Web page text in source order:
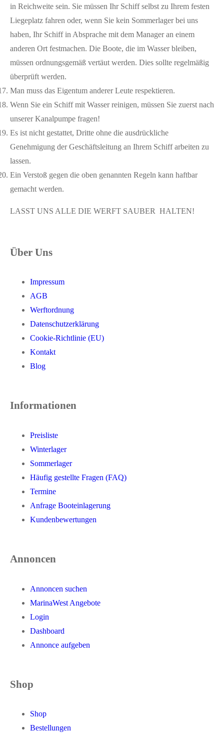
in Reichweite sein. Sie müssen Ihr Schiff selbst zu Ihrem festen
Liegeplatz fahren oder, wenn Sie kein Sommerlager bei uns
haben, Ihr Schiff in Absprache mit dem Manager an einem
anderen Ort festmachen. Die Boote, die im Wasser bleiben,
müssen ordnungsgemäß vertäut werden. Dies sollte regelmäßig
überprüft werden.
Man muss das Eigentum anderer Leute respektieren.
Wenn Sie ein Schiff mit Wasser reinigen, müssen Sie zuerst nach
unserer Kanalpumpe fragen!
Es ist nicht gestattet, Dritte ohne die ausdrückliche
Genehmigung der Geschäftsleitung an Ihrem Schiff arbeiten zu
lassen.
Ein Verstoß gegen die oben genannten Regeln kann haftbar
gemacht werden.
LASST UNS ALLE DIE WERFT SAUBER HALTEN!
Über Uns
Impressum
AGB
Werftordnung
Datenschutzerklärung
Cookie-Richtlinie (EU)
Kontakt
Blog
Informationen
Preisliste
Winterlager
Sommerlager
Häufig gestellte Fragen (FAQ)
Termine
Anfrage Booteinlagerung
Kundenbewertungen
Annoncen
Annoncen suchen
MarinaWest Angebote
Login
Dashboard
Annonce aufgeben
Shop
Shop
Bestellungen